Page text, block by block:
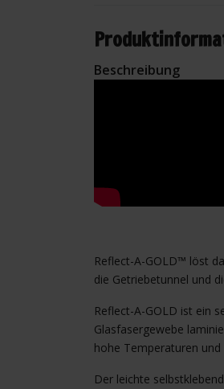
Beschreibung
Reflect-A-GOLD™ löst
die Getriebetunnel und
Reflect-A-GOLD ist ein
Glasfasergewebe
hohe Temperaturen
Der leichte